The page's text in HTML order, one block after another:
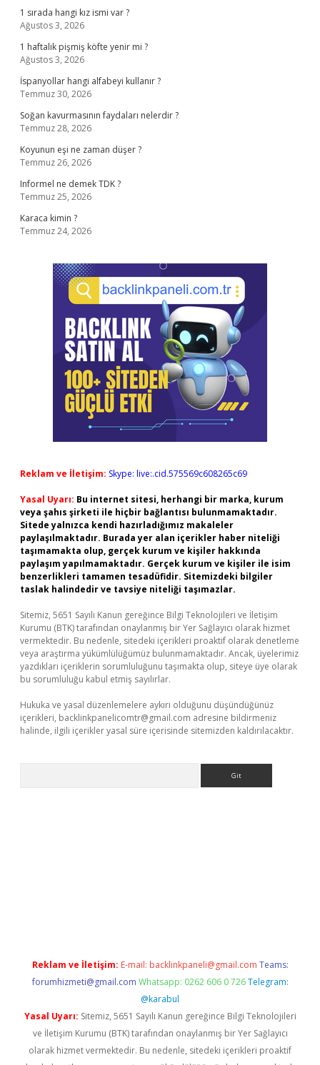
1 sırada hangi kız ismi var ?
Ağustos 3, 2026
1 haftalık pişmiş köfte yenir mi ?
Ağustos 3, 2026
İspanyollar hangi alfabeyi kullanır ?
Temmuz 30, 2026
Soğan kavurmasının faydaları nelerdir ?
Temmuz 28, 2026
Koyunun eşi ne zaman düşer ?
Temmuz 26, 2026
Informel ne demek TDK ?
Temmuz 25, 2026
Karaca kimin ?
Temmuz 24, 2026
Reklam ve İletişim: Skype: live:.cid.575569c608265c69
Yasal Uyarı: Bu internet sitesi, herhangi bir marka, kurum
veya şahıs şirketi ile hiçbir bağlantısı bulunmamaktadır.
Sitede yalnızca kendi hazırladığımız makaleler
paylaşılmaktadır. Burada yer alan içerikler haber niteliği
taşımamakta olup, gerçek kurum ve kişiler hakkında
paylaşım yapılmamaktadır. Gerçek kurum ve kişiler ile isim
benzerlikleri tamamen tesadüfidir. Sitemizdeki bilgiler
taslak halindedir ve tavsiye niteliği taşımazlar.
Sitemiz, 5651 Sayılı Kanun gereğince Bilgi Teknolojileri ve İletişim
Kurumu (BTK) tarafından onaylanmış bir Yer Sağlayıcı olarak hizmet
vermektedir. Bu nedenle, sitedeki içerikleri proaktif olarak denetleme
veya araştırma yükümlülüğümüz bulunmamaktadır. Ancak, üyelerimiz
yazdıkları içeriklerin sorumluluğunu taşımakta olup, siteye üye olarak
bu sorumluluğu kabul etmiş sayılırlar.
Hukuka ve yasal düzenlemelere aykırı olduğunu düşündüğünüz
içerikleri, backlinkpanelicomtr@gmail.com adresine bildirmeniz
halinde, ilgili içerikler yasal süre içerisinde sitemizden kaldırılacaktır.
Reklam ve İletişim: E-mail: backlinkpaneli@gmail.com Teams:
forumhizmeti@gmail.com Whatsapp: 0262 606 0 726 Telegram:
@karabul
Yasal Uyarı: Sitemiz, 5651 Sayılı Kanun gereğince Bilgi Teknolojileri
ve İletişim Kurumu (BTK) tarafından onaylanmış bir Yer Sağlayıcı
olarak hizmet vermektedir. Bu nedenle, sitedeki içerikleri proaktif